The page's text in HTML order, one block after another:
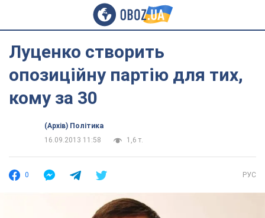
Луценко створить
опозиційну партію для тих,
кому за 30
(Архів) Політика
16.09.2013 11:58
1,6 т.
0 РУС